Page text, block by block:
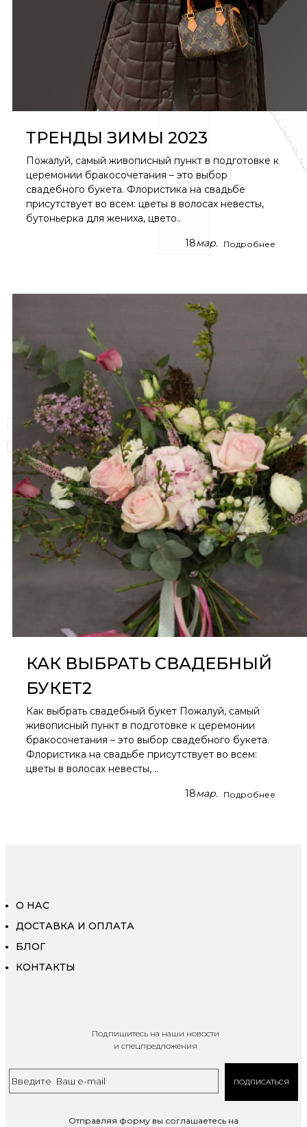
Ваша корзина пуста!
ТРЕНДЫ ЗИМЫ 2023
Пожалуй, самый живописный пункт в подготовке к
церемонии бракосочетания – это выбор
свадебного букета. Флористика на свадьбе
присутствует во всем: цветы в волосах невесты,
бутоньерка для жениха, цвето..
18мар. Подробнее
КАК ВЫБРАТЬ СВАДЕБНЫЙ
БУКЕТ2
Как выбрать свадебный букет Пожалуй, самый
живописный пункт в подготовке к церемонии
бракосочетания – это выбор свадебного букета.
Флористика на свадьбе присутствует во всем:
цветы в волосах невесты, ..
18мар. Подробнее
О НАС
ДОСТАВКА И ОПЛАТА
БЛОГ
КОНТАКТЫ
Подпишитесь на наши новости
и спецпредложения
ПОДПИСАТЬСЯ
Отправляя форму вы соглашаетесь на